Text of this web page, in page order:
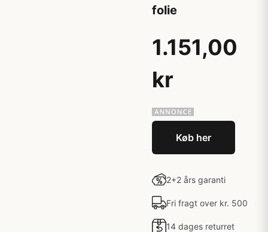
folie
1.151,00
kr
Køb her
2+2 års garanti
Fri fragt over kr. 500
14 dages returret